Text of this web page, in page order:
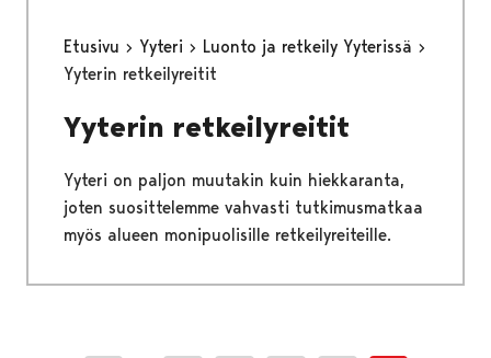
Etusivu Yyteri
Luonto ja retkeily Yyterissä
Yyterin retkeilyreitit
Yyterin retkeilyreitit
Yyteri on paljon muutakin kuin hiekkaranta,
joten suosittelemme vahvasti tutkimusmatkaa
myös alueen monipuolisille retkeilyreiteille.